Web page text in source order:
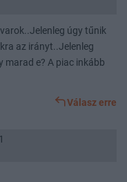
úgy tűnik
az irányt..Jelenleg
marad e? A piac inkább
Válasz erre